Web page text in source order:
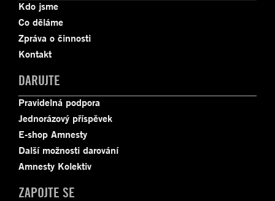
Kdo jsme
Co děláme
Zpráva o činnosti
Kontakt
DARUJTE
Pravidelná podpora
Jednorázový příspěvek
E-shop Amnesty
Další možnosti darování
Amnesty Kolektiv
ZAPOJTE SE